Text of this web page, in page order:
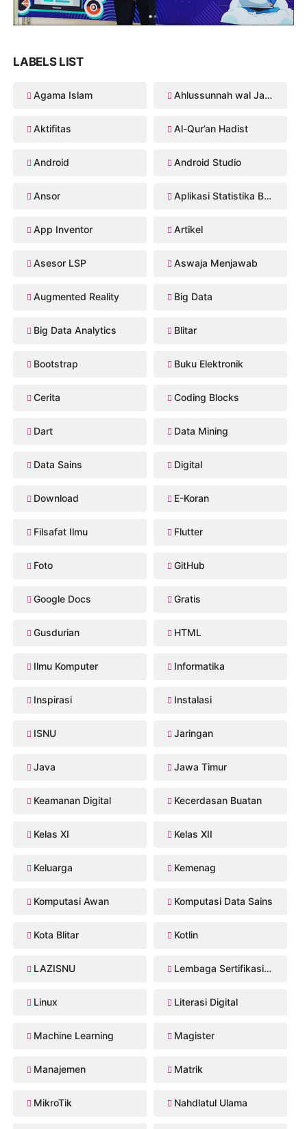
LABELS LIST
Agama Islam Ahlussunnah wal Jama'ah
Aktifitas Al-Qur’an Hadist
Android Android Studio
Ansor Aplikasi Statistika Bayesian
App Inventor Artikel
Asesor LSP Aswaja Menjawab
Augmented Reality Big Data
Big Data Analytics Blitar
Bootstrap Buku Elektronik
Cerita Coding Blocks
Dart Data Mining
Data Sains Digital
Download E-Koran
Filsafat Ilmu Flutter
Foto GitHub
Google Docs Gratis
Gusdurian HTML
Ilmu Komputer Informatika
Inspirasi Instalasi
ISNU Jaringan
Java Jawa Timur
Keamanan Digital Kecerdasan Buatan
Kelas XI Kelas XII
Keluarga Kemenag
Komputasi Awan Komputasi Data Sains
Kota Blitar Kotlin
LAZISNU Lembaga Sertifikasi Profesi
Linux Literasi Digital
Machine Learning Magister
Manajemen Matrik
MikroTik Nahdlatul Ulama